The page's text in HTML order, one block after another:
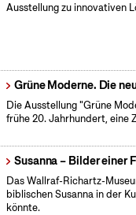
Ausstellung zu innovativen
Grüne Moderne. Die
Die Ausstellung "Grüne
frühe 20. Jahrhundert, eine
Susanna – Bilder einer
Das Wallraf-Richartz-
biblischen Susanna in der
könnte.